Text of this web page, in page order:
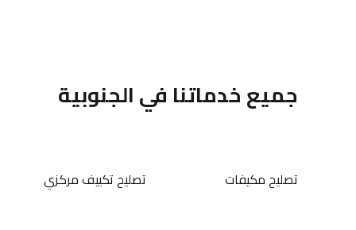
جميع خدماتنا في الجنوبية
تصليح مكيفات تصليح تكييف مركزي